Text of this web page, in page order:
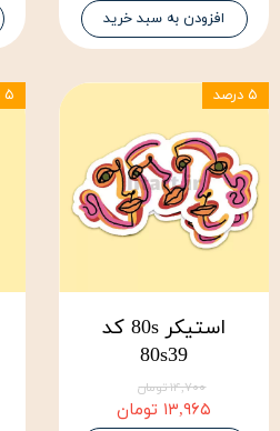
افزودن به سبد خرید
استیکر 80s کد
80s39
۱۴,۷۰۰ تومان
۱۳,۹۶۵ تومان
۵ درصد ۵ درصد